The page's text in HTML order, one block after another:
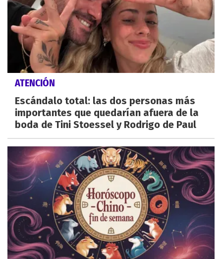
ATENCIÓN
Escándalo total: las dos personas más
importantes que quedarían afuera de la
boda de Tini Stoessel y Rodrigo de Paul